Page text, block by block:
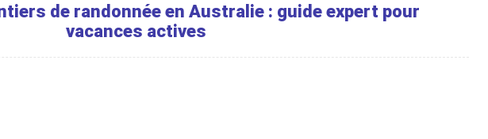
de randonnée en Australie : guide expert pour
vacances actives